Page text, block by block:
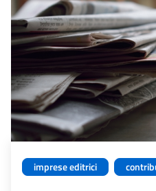
imprese editrici